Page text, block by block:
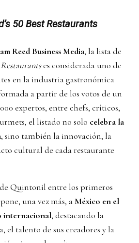
50 Best Restaurants
Reed Business Media, la lista de
es considerada uno de
en la industria gastronómica
a partir de los votos de un
expertos, entre chefs, críticos,
el listado no solo celebra la
, sino también la innovación, la
cultural de cada restaurante
Quintonil entre los primeros
una vez más, aMéxico en el
internacional, destacando la
el talento de sus creadores y la